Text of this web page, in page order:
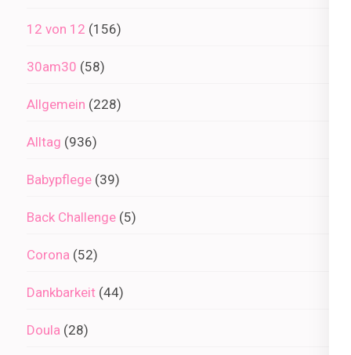
12 von 12 (156)
30am30 (58)
Allgemein (228)
Alltag (936)
Babypflege (39)
Back Challenge (5)
Corona (52)
Dankbarkeit (44)
Doula (28)